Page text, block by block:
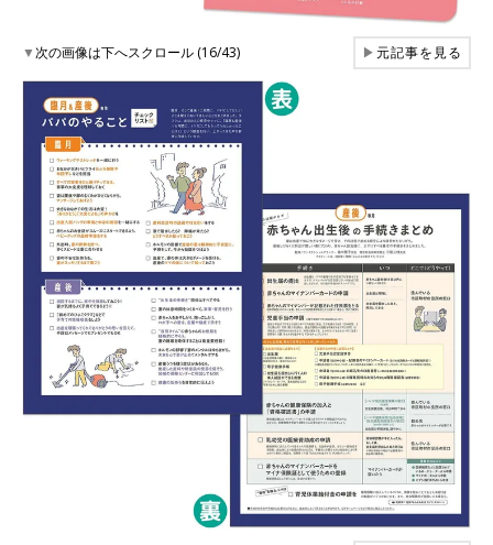
▼次の画像は下へスクロール (16/43) ▶元記事を見る